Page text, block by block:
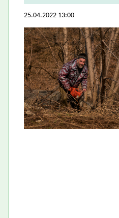
25.04.2022 13:00